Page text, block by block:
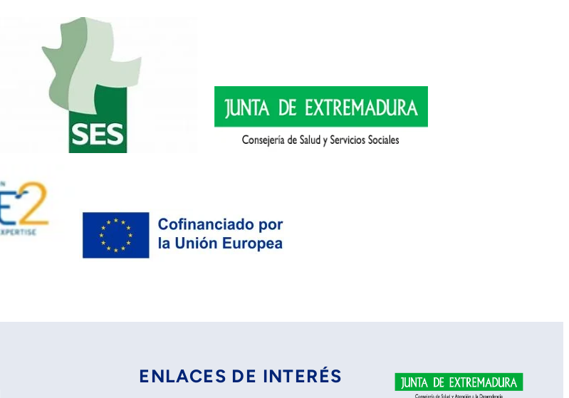
ENLACES DE INTERÉS